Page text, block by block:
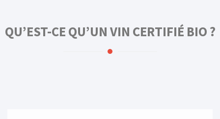
QU’EST-CE QU’UN VIN CERTIFIÉ BIO ?